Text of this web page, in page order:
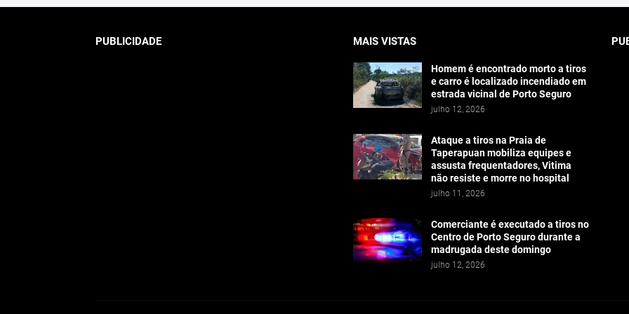
PUBLICIDADE MAIS VISTAS
Homem é encontrado morto a tiros
e carro é localizado incendiado em
estrada vicinal de Porto Seguro
julho 12, 2026
Ataque a tiros na Praia de
Taperapuan mobiliza equipes e
assusta frequentadores, Vitima
não resiste e morre no hospital
julho 11, 2026
Comerciante é executado a tiros no
Centro de Porto Seguro durante a
madrugada deste domingo
julho 12, 2026